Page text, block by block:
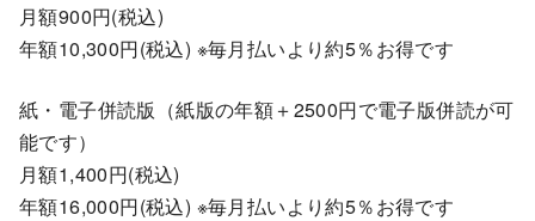
月額900円(税込)
年額10,300円(税込) ※毎月払いより約5％お得です
紙・電子併読版（紙版の年額＋2500円で電子版併読が可
能です）
月額1,400円(税込)
年額16,000円(税込) ※毎月払いより約5％お得です